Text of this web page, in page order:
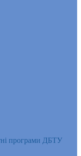
програми ДБТУ